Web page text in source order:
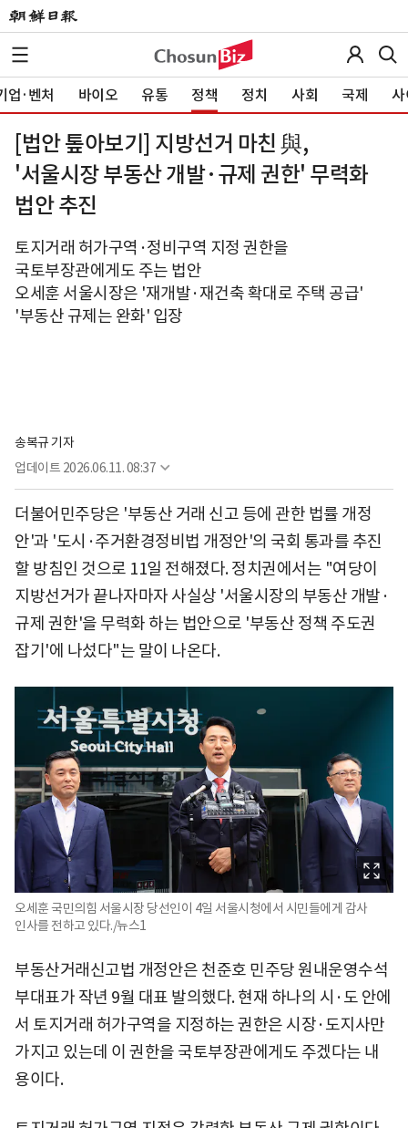
업·벤처 바이오 유통 정책 정치 사회 국제 사
[법안 톺아보기] 지방선거 마친 與,
'서울시장 부동산 개발·규제 권한' 무력화
법안 추진
토지거래 허가구역·정비구역 지정 권한을
국토부장관에게도 주는 법안
오세훈 서울시장은 '재개발·재건축 확대로 주택 공급'
'부동산 규제는 완화' 입장
송복규 기자
업데이트 2026.06.11. 08:37
더불어민주당은 '부동산 거래 신고 등에 관한 법률 개정
안'과 '도시·주거환경정비법 개정안'의 국회 통과를 추진
할 방침인 것으로 11일 전해졌다. 정치권에서는 "여당이
지방선거가 끝나자마자 사실상 '서울시장의 부동산 개발·
규제 권한'을 무력화 하는 법안으로 '부동산 정책 주도권
잡기'에 나섰다"는 말이 나온다.
오세훈 국민의힘 서울시장 당선인이 4일 서울시청에서 시민들에게 감사
인사를 전하고 있다./뉴스1
부동산거래신고법 개정안은 천준호 민주당 원내운영수석
부대표가 작년 9월 대표 발의했다. 현재 하나의 시·도 안에
서 토지거래 허가구역을 지정하는 권한은 시장·도지사만
가지고 있는데 이 권한을 국토부장관에게도 주겠다는 내
용이다.